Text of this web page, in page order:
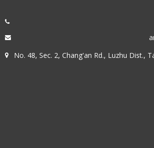
No. 48, Sec. 2, Chang'an Rd., Luzhu Dist.,